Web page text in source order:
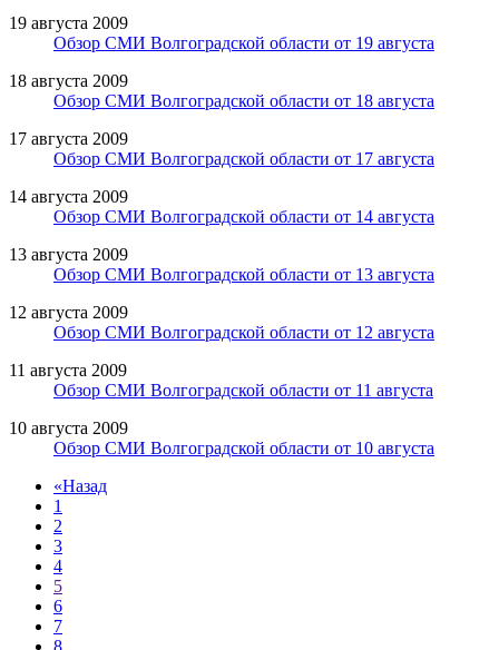
19 августа 2009
Обзор СМИ Волгоградской области от 19 августа
18 августа 2009
Обзор СМИ Волгоградской области от 18 августа
17 августа 2009
Обзор СМИ Волгоградской области от 17 августа
14 августа 2009
Обзор СМИ Волгоградской области от 14 августа
13 августа 2009
Обзор СМИ Волгоградской области от 13 августа
12 августа 2009
Обзор СМИ Волгоградской области от 12 августа
11 августа 2009
Обзор СМИ Волгоградской области от 11 августа
10 августа 2009
Обзор СМИ Волгоградской области от 10 августа
«Назад
1
2
3
4
5
6
7
8